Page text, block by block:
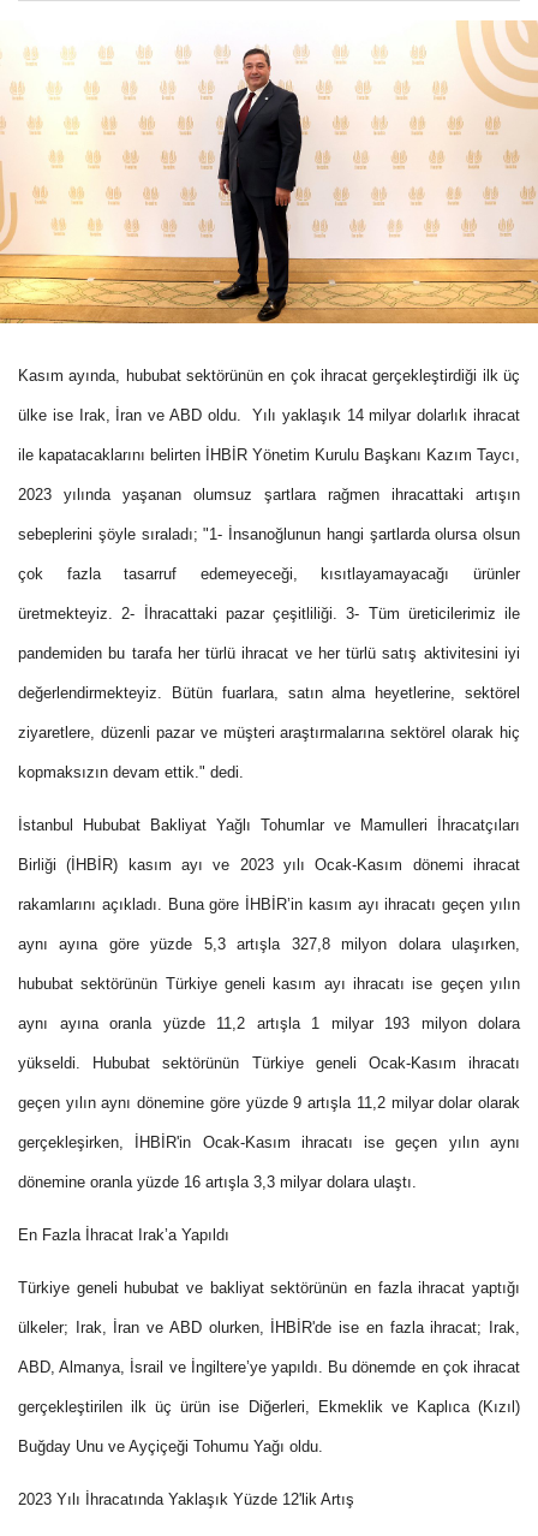
Kasım ayında, hububat sektörünün en çok ihracat gerçekleştirdiği ilk üç
ülke ise Irak, İran ve ABD oldu. Yılı yaklaşık 14 milyar dolarlık ihracat
ile kapatacaklarını belirten İHBİR Yönetim Kurulu Başkanı Kazım Taycı,
2023 yılında yaşanan olumsuz şartlara rağmen ihracattaki artışın
sebeplerini şöyle sıraladı; "1- İnsanoğlunun hangi şartlarda olursa olsun
çok fazla tasarruf edemeyeceği, kısıtlayamayacağı ürünler
üretmekteyiz. 2- İhracattaki pazar çeşitliliği. 3- Tüm üreticilerimiz ile
pandemiden bu tarafa her türlü ihracat ve her türlü satış aktivitesini iyi
değerlendirmekteyiz. Bütün fuarlara, satın alma heyetlerine, sektörel
ziyaretlere, düzenli pazar ve müşteri araştırmalarına sektörel olarak hiç
kopmaksızın devam ettik." dedi.
İstanbul Hububat Bakliyat Yağlı Tohumlar ve Mamulleri İhracatçıları
Birliği (İHBİR) kasım ayı ve 2023 yılı Ocak-Kasım dönemi ihracat
rakamlarını açıkladı. Buna göre İHBİR’in kasım ayı ihracatı geçen yılın
aynı ayına göre yüzde 5,3 artışla 327,8 milyon dolara ulaşırken,
hububat sektörünün Türkiye geneli kasım ayı ihracatı ise geçen yılın
aynı ayına oranla yüzde 11,2 artışla 1 milyar 193 milyon dolara
yükseldi. Hububat sektörünün Türkiye geneli Ocak-Kasım ihracatı
geçen yılın aynı dönemine göre yüzde 9 artışla 11,2 milyar dolar olarak
gerçekleşirken, İHBİR'in Ocak-Kasım ihracatı ise geçen yılın aynı
dönemine oranla yüzde 16 artışla 3,3 milyar dolara ulaştı.
En Fazla İhracat Irak’a Yapıldı
Türkiye geneli hububat ve bakliyat sektörünün en fazla ihracat yaptığı
ülkeler; Irak, İran ve ABD olurken, İHBİR'de ise en fazla ihracat; Irak,
ABD, Almanya, İsrail ve İngiltere’ye yapıldı. Bu dönemde en çok ihracat
gerçekleştirilen ilk üç ürün ise Diğerleri, Ekmeklik ve Kaplıca (Kızıl)
Buğday Unu ve Ayçiçeği Tohumu Yağı oldu.
2023 Yılı İhracatında Yaklaşık Yüzde 12'lik Artış